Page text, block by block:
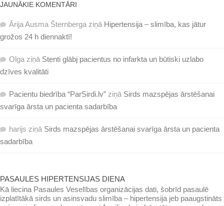
JAUNĀKIE KOMENTĀRI
Ārija Ausma Šternberga ziņā Hipertensija – slimība, kas jātur
grožos 24 h diennaktī!
Olga ziņā Stenti glābj pacientus no infarkta un būtiski uzlabo
dzīves kvalitāti
Pacientu biedrība “ParSirdi.lv” ziņā Sirds mazspējas ārstēšanai
svarīga ārsta un pacienta sadarbība
harijs ziņā Sirds mazspējas ārstēšanai svarīga ārsta un pacienta
sadarbība
PASAULES HIPERTENSIJAS DIENA
Kā liecina Pasaules Veselības organizācijas dati, šobrīd pasaulē
izplatītākā sirds un asinsvadu slimība – hipertensija jeb paaugstināts